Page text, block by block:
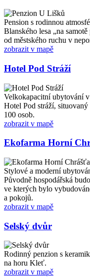
Pension s rodinnou
Blanského lesa „na
od městského ruchu v
zobrazit v mapě
Hotel Pod Stráží
Velkokapacitní ubytování
Hotel Pod stráží,
100 osob.
zobrazit v mapě
Ekofarma Horní
Stylové a moderní
Původně hospodářská
ve kterých bylo
a pokojů.
zobrazit v mapě
Selský dvůr
Rodinný penzion s
na horu Kleť.
zobrazit v mapě